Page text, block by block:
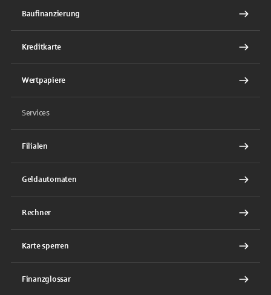
Baufinanzierung
Kreditkarte
Wertpapiere
Services
Filialen
Geldautomaten
Rechner
Karte sperren
Finanzglossar